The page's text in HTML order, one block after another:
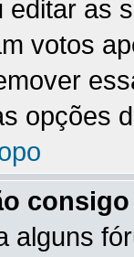
editar as
votos
opções
alguns